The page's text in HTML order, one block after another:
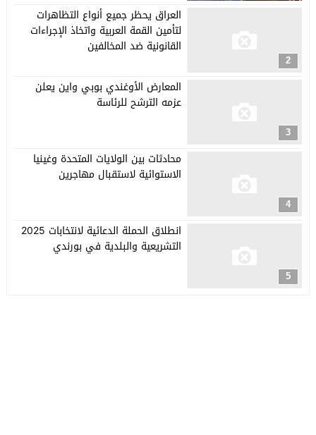
2
العراق يحظر جميع أنواع التظاهرات
لتأمين القمة العربية واتخاذ الإجراءات
القانونية ضد المخالفين
3
المعارض الأوغندي بوبي واين يعلن
عزمه الترشح للرئاسة
4
محادثات بين الولايات المتحدة وغينيا
الاستوائية لاستقبال مهاجرين
5
انطلاق الحملة الدعائية لانتخابات 2025
التشريعية والبلدية في بورندي